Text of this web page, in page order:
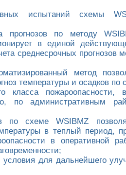
испытаний схемы
прогнозов по методу
в единой
среднесрочных прогнозов
метод
температуры и осадков по
класса
по административным
по схеме WSIBMZ
в теплый период,
в оперативной
для дальнейшего